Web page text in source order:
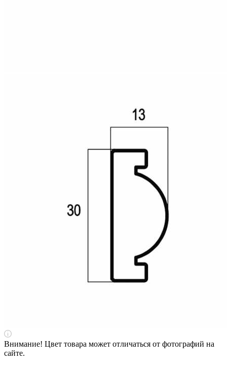
Внимание! Цвет товара может отличаться от фотографий на
сайте.